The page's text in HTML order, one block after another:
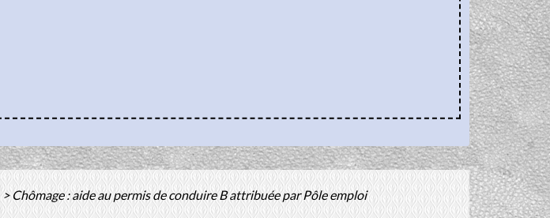
> Chômage : aide au permis de conduire B attribuée par Pôle emploi